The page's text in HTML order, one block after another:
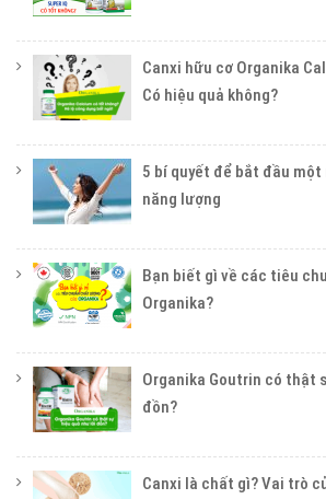
Canxi hữu cơ Organika
Có hiệu quả không?
5 bí quyết để bắt đầu một
năng lượng
Bạn biết gì về các tiêu
Organika?
Organika Goutrin có thật
đồn?
Canxi là chất gì? Vai trò